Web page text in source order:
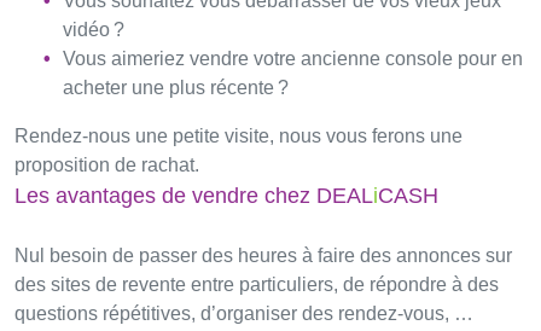
vidéo ?
Vous aimeriez vendre votre ancienne console pour en
acheter une plus récente ?
Rendez-nous une petite visite, nous vous ferons une
proposition de rachat.
Les avantages de vendre chez DEALiCASH
Nul besoin de passer des heures à faire des annonces sur
des sites de revente entre particuliers, de répondre à des
questions répétitives, d’organiser des rendez-vous, …